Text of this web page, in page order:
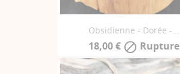
Obsidienne - Dorée -...
18,00 €  Rupture